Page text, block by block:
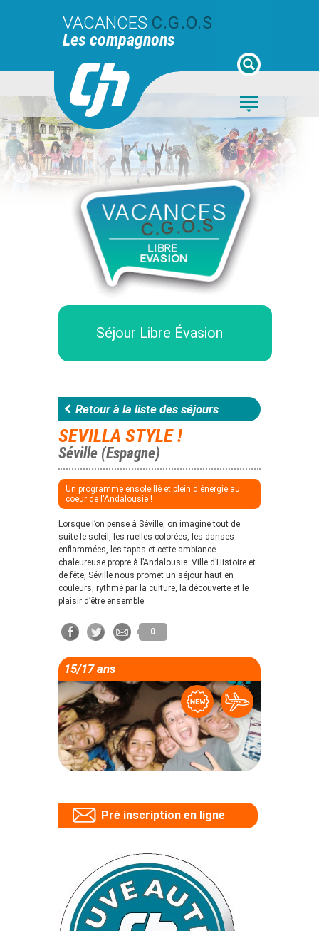
VACANCES C.G.O.S
Les compagnons
Séjour Libre Évasion
Retour à la liste des séjours
SEVILLA STYLE !
Séville (Espagne)
Un programme ensoleillé et plein d'énergie au
coeur de l'Andalousie !
Lorsque l’on pense à Séville, on imagine tout de
suite le soleil, les ruelles colorées, les danses
enflammées, les tapas et cette ambiance
chaleureuse propre à l’Andalousie. Ville d’Histoire et
de fête, Séville nous promet un séjour haut en
couleurs, rythmé par la culture, la découverte et le
plaisir d’être ensemble.
0
15/17 ans
Pré inscription en ligne